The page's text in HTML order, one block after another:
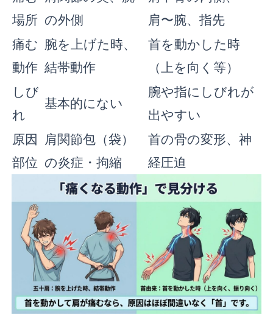
場所 の外側
肩〜腕、指先
痛む
動作
腕を上げた時、
結帯動作
首を動かした時
（上を向く等）
しび
れ
基本的にない
腕や指にしびれが
出やすい
原因
部位
肩関節包（袋）
の炎症・拘縮
首の骨の変形、神
経圧迫